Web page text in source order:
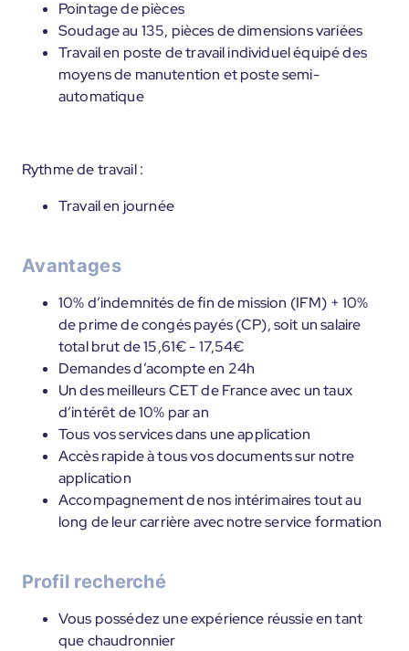
Pointage de pièces
Soudage au 135, pièces de dimensions variées
Travail en poste de travail individuel équipé des
moyens de manutention et poste semi-
automatique
Rythme de travail :
Travail en journée
Avantages
10% d’indemnités de fin de mission (IFM) + 10%
de prime de congés payés (CP), soit un salaire
total brut de 15,61€ - 17,54€
Demandes d’acompte en 24h
Un des meilleurs CET de France avec un taux
d’intérêt de 10% par an
Tous vos services dans une application
Accès rapide à tous vos documents sur notre
application
Accompagnement de nos intérimaires tout au
long de leur carrière avec notre service formation
Profil recherché
Vous possédez une expérience réussie en tant
que chaudronnier